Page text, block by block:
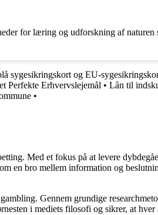
for læring og udforskning af
sygesikringskort og EU-
Perfekte Erhvervslejemål • Lån til
•
Med et fokus på at levere
en bro mellem information og
Gennem grundige
i mediets filosofi og sikrer, at